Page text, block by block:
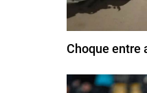
Choque entre